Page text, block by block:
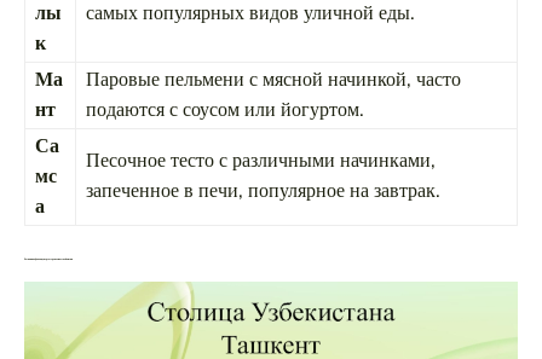
лы
к
самых популярных видов уличной еды.
Ма
нт
Паровые пельмени с мясной начинкой, часто
подаются с соусом или йогуртом.
Са
мс
а
Песочное тесто с различными начинками,
запеченное в печи, популярное на завтрак.
Рынки и кафе как центр гастрономической жизни